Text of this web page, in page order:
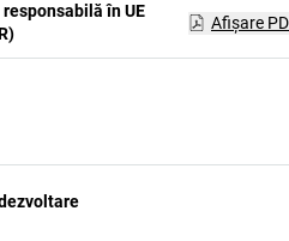
în UE
Afişare